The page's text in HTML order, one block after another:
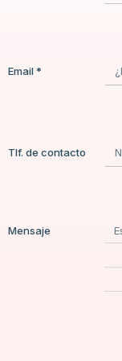
Email *
Tlf. de contacto
Mensaje